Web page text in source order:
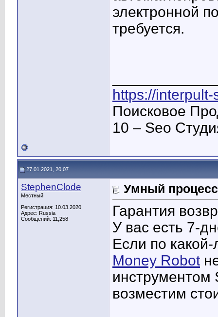
электронной
требуется.
https://
Поисковое
10 – Seo
27.01.2021, 20:07
StephenClode
Местный
Регистрация: 10.03.2020
Адрес: Russia
Сообщений: 11,258
Умный
Гарантия
У вас есть 7-
Если по
Money Robot
инструментом
возместим